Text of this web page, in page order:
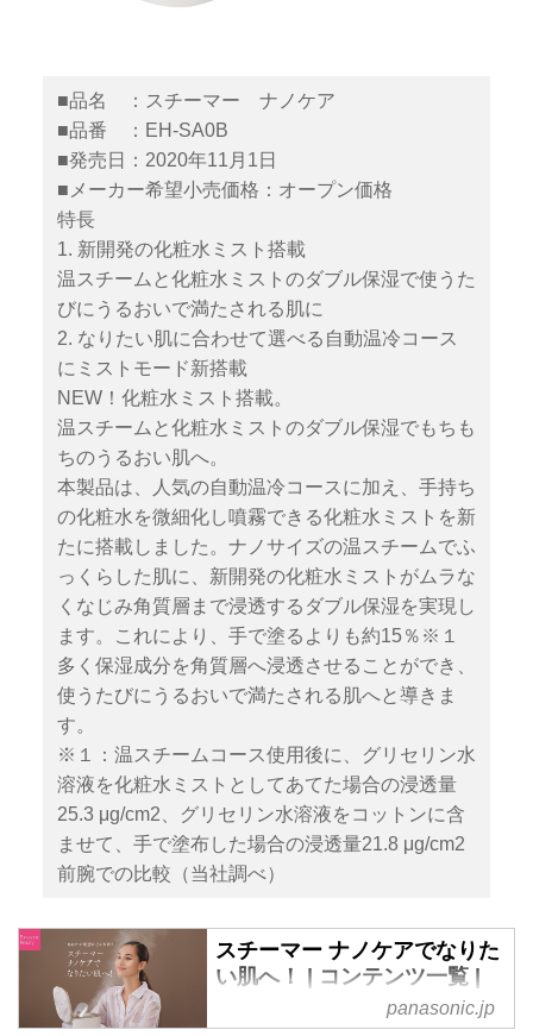
■品名 ：スチーマー ナノケア
■品番 ：EH-SA0B
■発売日：2020年11月1日
■メーカー希望小売価格：オープン価格
特長
1. 新開発の化粧水ミスト搭載
温スチームと化粧水ミストのダブル保湿で使うた
びにうるおいで満たされる肌に
2. なりたい肌に合わせて選べる自動温冷コース
にミストモード新搭載
NEW！化粧水ミスト搭載。
温スチームと化粧水ミストのダブル保湿でもちも
ちのうるおい肌へ。
本製品は、人気の自動温冷コースに加え、手持ち
の化粧水を微細化し噴霧できる化粧水ミストを新
たに搭載しました。ナノサイズの温スチームでふ
っくらした肌に、新開発の化粧水ミストがムラな
くなじみ角質層まで浸透するダブル保湿を実現し
ます。これにより、手で塗るよりも約15％※１
多く保湿成分を角質層へ浸透させることができ、
使うたびにうるおいで満たされる肌へと導きま
す。
※１：温スチームコース使用後に、グリセリン水
溶液を化粧水ミストとしてあてた場合の浸透量
25.3 μg/cm2、グリセリン水溶液をコットンに含
ませて、手で塗布した場合の浸透量21.8 μg/cm2
前腕での比較（当社調べ）
スチーマー ナノケアでなりた
い肌へ！ | コンテンツ一覧 |
フェイスケア | Panasonic
panasonic.jp